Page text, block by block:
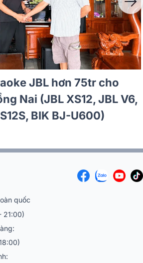
JBL hơn 35tr cho
Nai (JBL Pasion 10,
Philips CSS2110/70, BIK
quốc
21:00)